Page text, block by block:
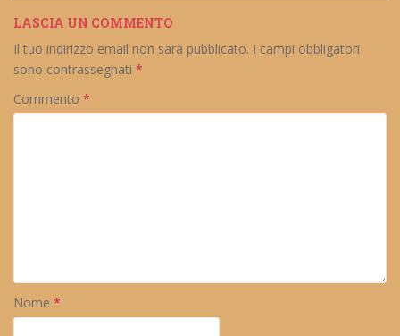
LASCIA UN COMMENTO
Il tuo indirizzo email non sarà pubblicato. I campi obbligatori
sono contrassegnati *
Commento *
Nome *